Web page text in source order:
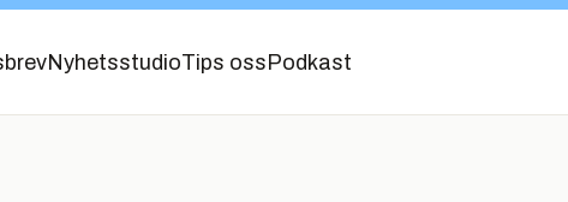
NyhetsstudioTips oss Podkast